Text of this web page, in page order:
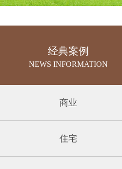
经典案例
NEWS INFORMATION
商业
住宅